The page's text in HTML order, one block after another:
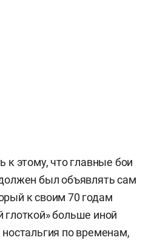
к этому, что главные бои
был объявлять сам
к своим 70 годам
глоткой» больше иной
по временам,